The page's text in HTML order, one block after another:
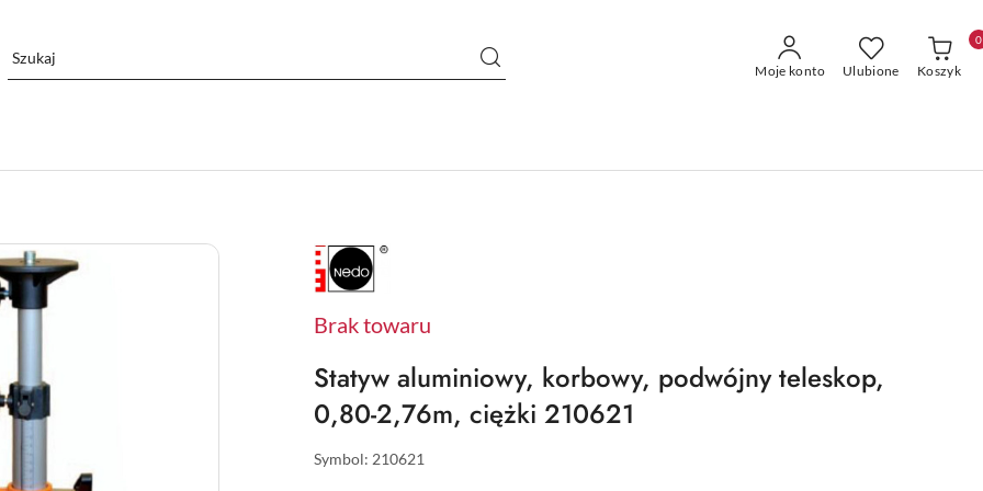
Moje konto Ulubione Koszyk
0
NAZWA
PRODUCENTA:
NEDO
Brak towaru
Statyw aluminiowy, korbowy, podwójny teleskop,
0,80-2,76m, ciężki 210621
Symbol: 210621